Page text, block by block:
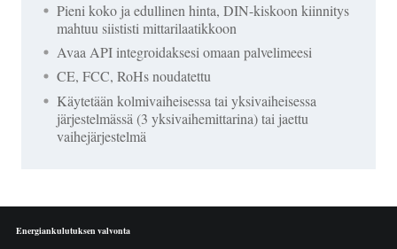
Pieni koko ja edullinen hinta, DIN-kiskoon kiinnitys
mahtuu siististi mittarilaatikkoon
Avaa API integroidaksesi omaan palvelimeesi
CE, FCC, RoHs noudatettu
Käytetään kolmivaiheisessa tai yksivaiheisessa
järjestelmässä (3 yksivaihemittarina) tai jaettu
vaihejärjestelmä
Energiankulutuksen valvonta